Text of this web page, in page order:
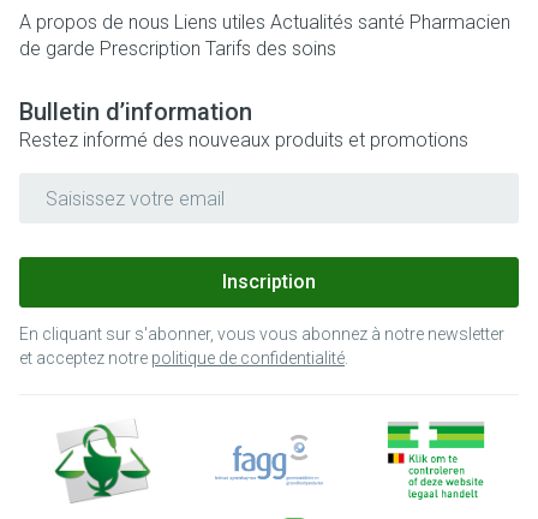
A propos de nous Liens utiles Actualités santé Pharmacien
de garde Prescription Tarifs des soins
Bulletin d’information
Restez informé des nouveaux produits et promotions
Inscription
En cliquant sur s'abonner, vous vous abonnez à notre newsletter
et acceptez notre politique de confidentialité